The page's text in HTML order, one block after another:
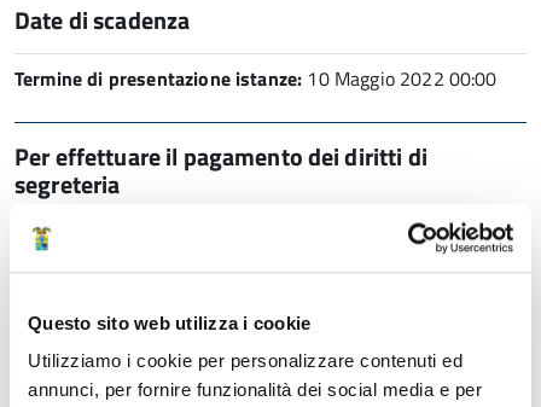
Questo sito web utilizza i cookie
Utilizziamo i cookie per personalizzare contenuti ed
annunci, per fornire funzionalità dei social media e per
Date di scadenza
Termine di presentazione istanze: 10 Maggio 2022 00:00
Per effettuare il pagamento dei diritti di
segreteria
Link
PagoPA - Pagamenti OnLine - Provincia di
Sistema di pagamento elettronico della Provincia di Modena che
consente al cittadino/impresa di effettuare pagamenti on line dei
servizi in modo semplice e sicuro